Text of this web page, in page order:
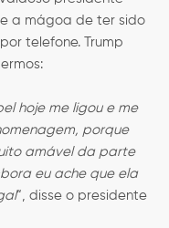
a mágoa de ter sido
telefone. Trump
hoje me ligou e me
porque
amável da parte
eu ache que ela
“, disse o presidente